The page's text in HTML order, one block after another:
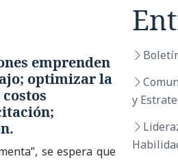
emprenden
optimizar la
se espera que
y